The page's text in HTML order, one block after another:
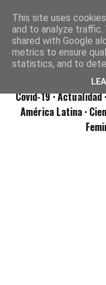
Covid-19· Actualidad
América Latina ·
This site uses
and to analyze traffic.
shared with Google
metrics to ensure
statistics, and to